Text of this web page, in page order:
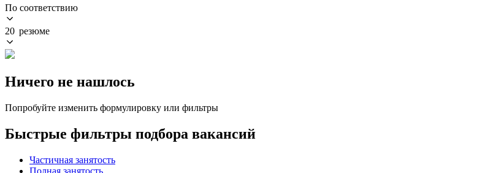
По соответствию
20 резюме
Ничего не нашлось
Попробуйте изменить формулировку или фильтры
Быстрые фильтры подбора вакансий
Частичная занятость
Полная занятость